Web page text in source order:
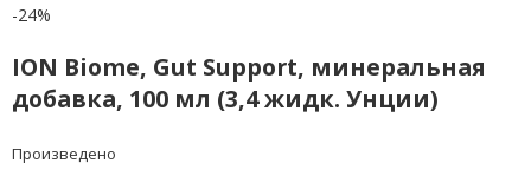
-24%
ION Biome, Gut Support, минеральная
добавка, 100 мл (3,4 жидк. Унции)
Произведено